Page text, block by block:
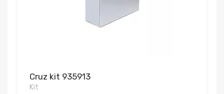
Cruz kit 935913
Kit